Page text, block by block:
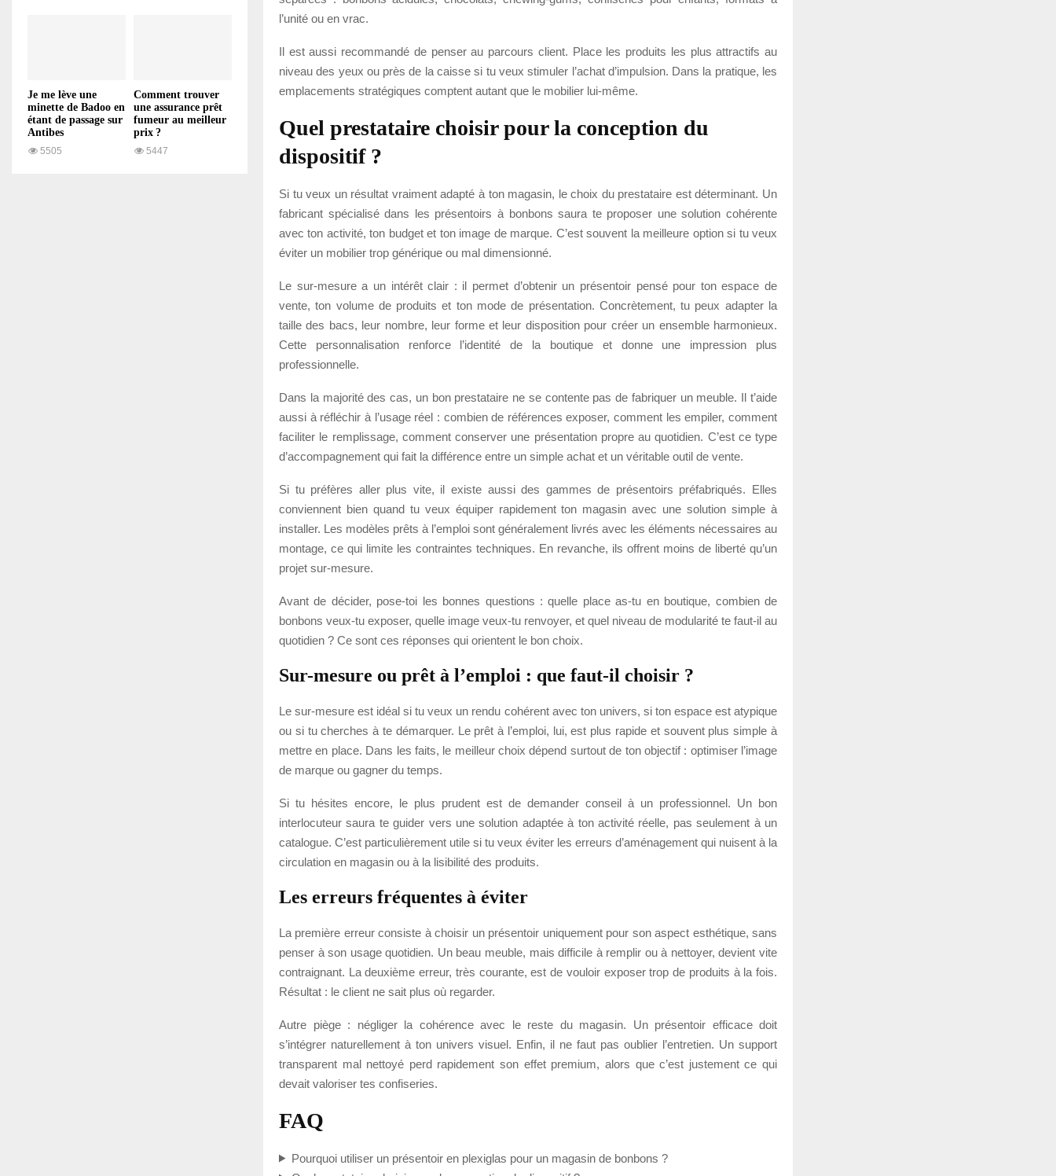
l’unité ou en vrac.
Il est aussi recommandé de penser au parcours client. Place les produits les plus attractifs au
niveau des yeux ou près de la caisse si tu veux stimuler l’achat d’impulsion. Dans la pratique, les
emplacements stratégiques comptent autant que le mobilier lui-même.
Quel prestataire choisir pour la conception du
dispositif ?
Si tu veux un résultat vraiment adapté à ton magasin, le choix du prestataire est déterminant. Un
fabricant spécialisé dans les présentoirs à bonbons saura te proposer une solution cohérente
avec ton activité, ton budget et ton image de marque. C’est souvent la meilleure option si tu veux
éviter un mobilier trop générique ou mal dimensionné.
Le sur-mesure a un intérêt clair : il permet d’obtenir un présentoir pensé pour ton espace de
vente, ton volume de produits et ton mode de présentation. Concrètement, tu peux adapter la
taille des bacs, leur nombre, leur forme et leur disposition pour créer un ensemble harmonieux.
Cette personnalisation renforce l’identité de la boutique et donne une impression plus
professionnelle.
Dans la majorité des cas, un bon prestataire ne se contente pas de fabriquer un meuble. Il t’aide
aussi à réfléchir à l’usage réel : combien de références exposer, comment les empiler, comment
faciliter le remplissage, comment conserver une présentation propre au quotidien. C’est ce type
d’accompagnement qui fait la différence entre un simple achat et un véritable outil de vente.
Si tu préfères aller plus vite, il existe aussi des gammes de présentoirs préfabriqués. Elles
conviennent bien quand tu veux équiper rapidement ton magasin avec une solution simple à
installer. Les modèles prêts à l’emploi sont généralement livrés avec les éléments nécessaires au
montage, ce qui limite les contraintes techniques. En revanche, ils offrent moins de liberté qu’un
projet sur-mesure.
Avant de décider, pose-toi les bonnes questions : quelle place as-tu en boutique, combien de
bonbons veux-tu exposer, quelle image veux-tu renvoyer, et quel niveau de modularité te faut-il au
quotidien ? Ce sont ces réponses qui orientent le bon choix.
Sur-mesure ou prêt à l’emploi : que faut-il choisir ?
Le sur-mesure est idéal si tu veux un rendu cohérent avec ton univers, si ton espace est atypique
ou si tu cherches à te démarquer. Le prêt à l’emploi, lui, est plus rapide et souvent plus simple à
mettre en place. Dans les faits, le meilleur choix dépend surtout de ton objectif : optimiser l’image
de marque ou gagner du temps.
Si tu hésites encore, le plus prudent est de demander conseil à un professionnel. Un bon
interlocuteur saura te guider vers une solution adaptée à ton activité réelle, pas seulement à un
catalogue. C’est particulièrement utile si tu veux éviter les erreurs d’aménagement qui nuisent à la
circulation en magasin ou à la lisibilité des produits.
Les erreurs fréquentes à éviter
La première erreur consiste à choisir un présentoir uniquement pour son aspect esthétique, sans
penser à son usage quotidien. Un beau meuble, mais difficile à remplir ou à nettoyer, devient vite
contraignant. La deuxième erreur, très courante, est de vouloir exposer trop de produits à la fois.
Résultat : le client ne sait plus où regarder.
Autre piège : négliger la cohérence avec le reste du magasin. Un présentoir efficace doit
s’intégrer naturellement à ton univers visuel. Enfin, il ne faut pas oublier l’entretien. Un support
transparent mal nettoyé perd rapidement son effet premium, alors que c’est justement ce qui
devait valoriser tes confiseries.
FAQ
Pourquoi utiliser un présentoir en plexiglas pour un magasin de bonbons ?
Je me lève une
minette de Badoo en
étant de passage sur
Antibes
5505
Comment trouver
une assurance prêt
fumeur au meilleur
prix ?
5447